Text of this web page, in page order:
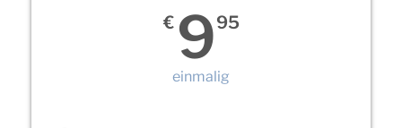
€ 995
einmalig